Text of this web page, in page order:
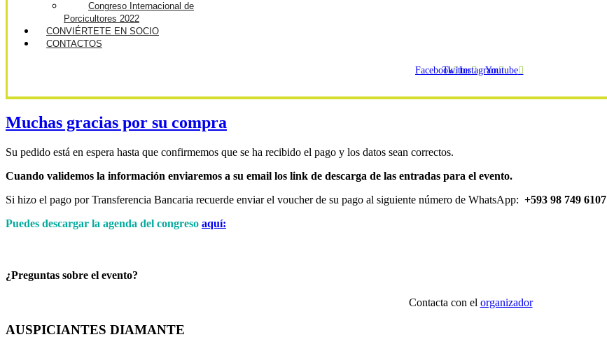
Congreso Internacional de
Porcicultores 2022
CONVIÉRTETE EN SOCIO
CONTACTOS
FacebookTwitterInstagramYoutube
Muchas gracias por su compra
Su pedido está en espera hasta que confirmemos que se ha recibido el pago y los datos sean correctos.
Cuando validemos la información enviaremos a su email los link de descarga de las entradas para el evento.
Si hizo el pago por Transferencia Bancaria recuerde enviar el voucher de su pago al siguiente número de WhatsApp: +593 98 749 6107
Puedes descargar la agenda del congreso aquí:
¿Preguntas sobre el evento?
Contacta con el organizador
AUSPICIANTES DIAMANTE